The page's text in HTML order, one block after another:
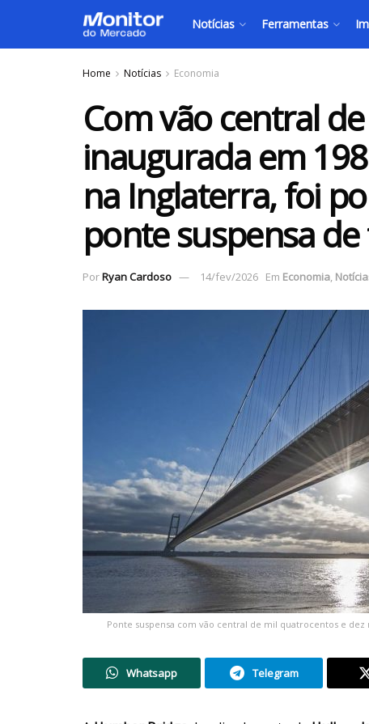
Notícias Ferramentas
Home Notícias Economia
Com vão central
inaugurada em
na Inglaterra, foi
ponte suspensa
PorRyan Cardoso 14/fev/2026 Em Economia,
Ponte suspensa com vão central de mil quatrocentos e
Whatsapp Telegram